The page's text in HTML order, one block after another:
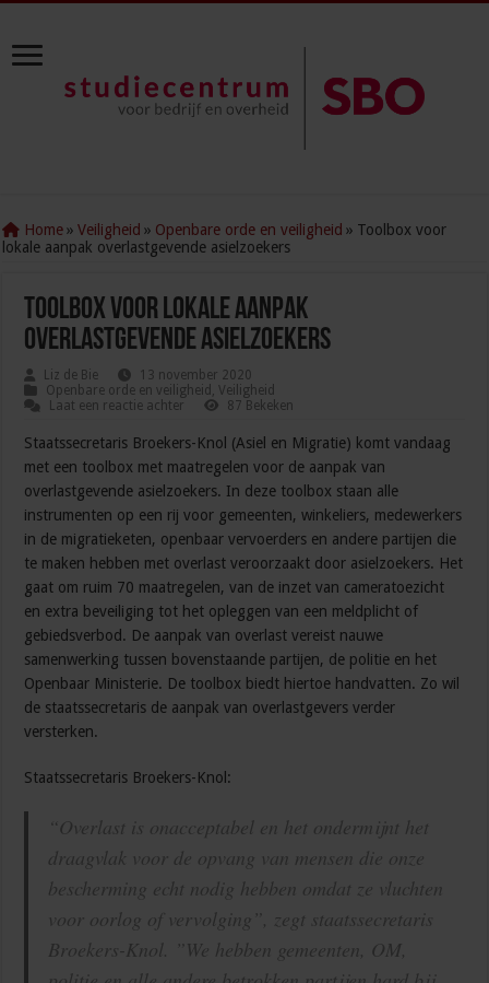
Home » Veiligheid » Openbare orde en veiligheid » Toolbox voor
lokale aanpak overlastgevende asielzoekers
Toolbox voor lokale aanpak
overlastgevende asielzoekers
Liz de Bie
13 november 2020
Openbare orde en veiligheid ,Veiligheid
Laat een reactie achter
87 Bekeken
Staatssecretaris Broekers-Knol (Asiel en Migratie) komt vandaag
met een toolbox met maatregelen voor de aanpak van
overlastgevende asielzoekers. In deze toolbox staan alle
instrumenten op een rij voor gemeenten, winkeliers, medewerkers
in de migratieketen, openbaar vervoerders en andere partijen die
te maken hebben met overlast veroorzaakt door asielzoekers. Het
gaat om ruim 70 maatregelen, van de inzet van cameratoezicht
en extra beveiliging tot het opleggen van een meldplicht of
gebiedsverbod. De aanpak van overlast vereist nauwe
samenwerking tussen bovenstaande partijen, de politie en het
Openbaar Ministerie. De toolbox biedt hiertoe handvatten. Zo wil
de staatssecretaris de aanpak van overlastgevers verder
versterken.
Staatssecretaris Broekers-Knol:
“Overlast is onacceptabel en het ondermijnt het
draagvlak voor de opvang van mensen die onze
bescherming echt nodig hebben omdat ze vluchten
voor oorlog of vervolging”, zegt staatssecretaris
Broekers-Knol. ”We hebben gemeenten, OM,